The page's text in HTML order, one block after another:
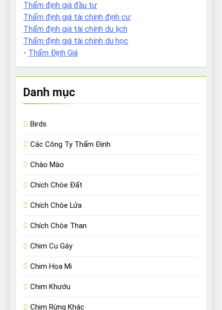
Thẩm định giá đầu tư
Thẩm định giá tài chính định cư
Thẩm định giá tài chính du lịch
Thẩm định giá tài chính du học
- Thẩm Định Giá
Danh mục
Birds
Các Công Ty Thẩm Định
Chào Mào
Chích Chòe Đất
Chích Chòe Lửa
Chích Chòe Than
Chim Cu Gáy
Chim Họa Mi
Chim Khướu
Chim Rừng Khác